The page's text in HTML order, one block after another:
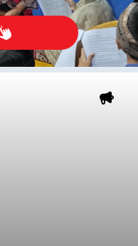
September